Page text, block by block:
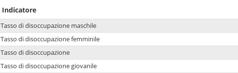
Indicatore
Tasso di disoccupazione maschile
Tasso di disoccupazione femminile
Tasso di disoccupazione
Tasso di disoccupazione giovanile